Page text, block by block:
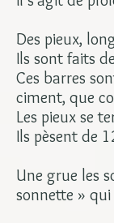
Des pieux,
Ils sont faits
Ces barres
ciment, que
Les pieux se
Ils pèsent de
Une grue les
sonnette »